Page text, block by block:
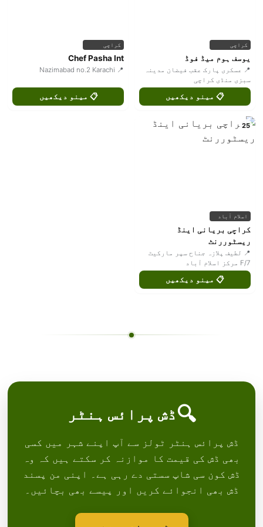
کراچی
یوسف ہوم میڈ فوڈ
📍 عسکری پارک عقب فیضان مدینہ
سبزی منڈی کراچی
📋 مینو دیکھیں
کراچی
Chef Pasha Int
📍 Nazimabad no.2 Karachi
📋 مینو دیکھیں
25
اسلام آباد
کراچی بریانی اینڈ
ریسٹوررنٹ
📍 لطیف پلازہ جناح سپر مارکیٹ
F/7 مرکز اسلام آباد
📋 مینو دیکھیں
🔍ڈش پرائس ہنٹر
ڈش پرائس ہنٹر ٹولز سے آپ اپنے شہر میں کسی
بھی ڈش کی قیمت کا موازنہ کر سکتے ہیں کہ وہ
ڈش کون سی شاپ سستی دے رہی ہے۔ اپنی من پسند
ڈش بھی انجوائے کریں اور پیسے بھی بچائیں۔